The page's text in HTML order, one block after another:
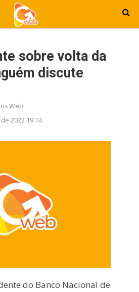
sobre volta da
discute
Web
2022 19:14
do Banco Nacional de